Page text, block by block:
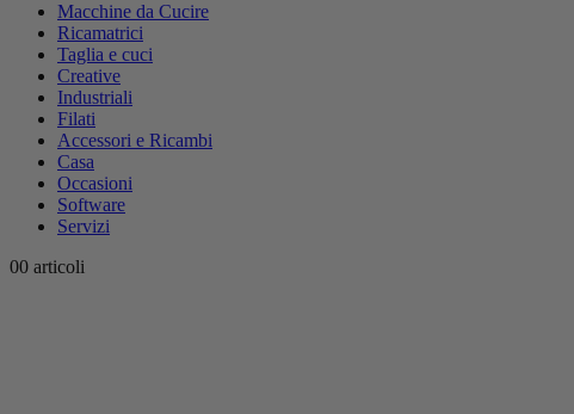
Macchine da Cucire
Ricamatrici
Taglia e cuci
Creative
Industriali
Filati
Accessori e Ricambi
Casa
Occasioni
Software
Servizi
00 articoli